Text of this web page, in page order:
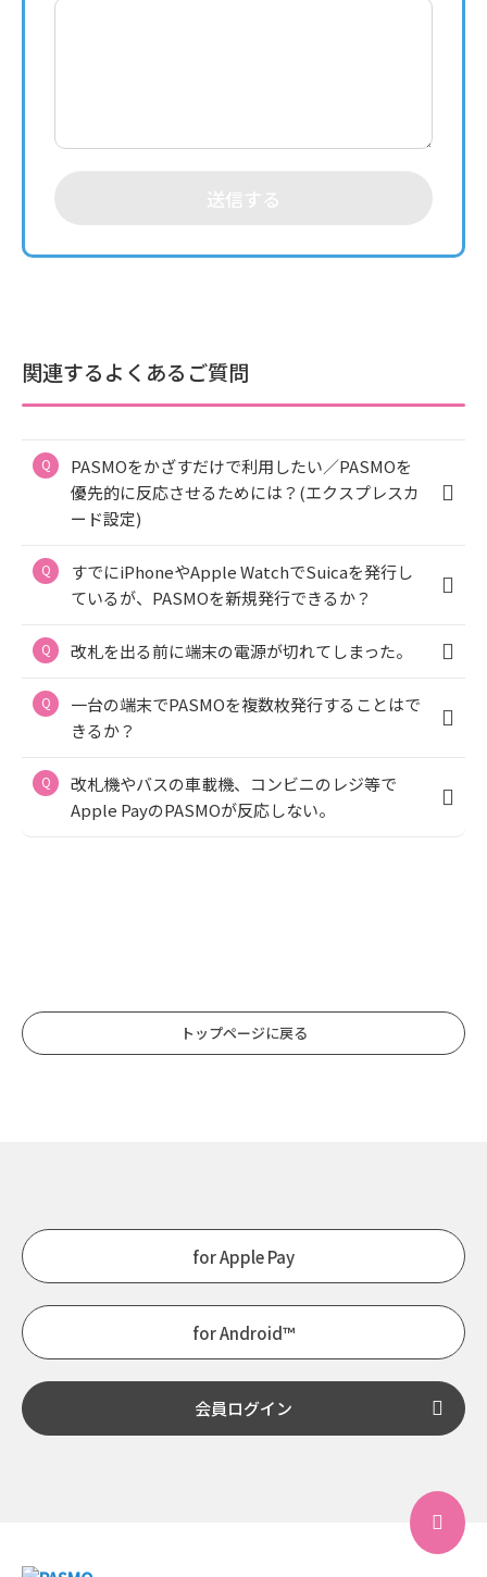
送信する
関連するよくあるご質問
PASMOをかざすだけで利用したい／PASMOを
優先的に反応させるためには？(エクスプレスカ
ード設定)
すでにiPhoneやApple WatchでSuicaを発行し
ているが、PASMOを新規発行できるか？
改札を出る前に端末の電源が切れてしまった。
一台の端末でPASMOを複数枚発行することはで
きるか？
改札機やバスの車載機、コンビニのレジ等で
Apple PayのPASMOが反応しない。
トップページに戻る
for Apple Pay
for Android™
会員ログイン